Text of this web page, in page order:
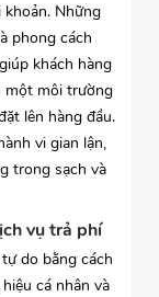
Những
phong cách
khách hàng
một môi trường
lên hàng đầu.
vi gian lận,
trong sạch và
vụ trả phí
do bằng cách
cá nhân và